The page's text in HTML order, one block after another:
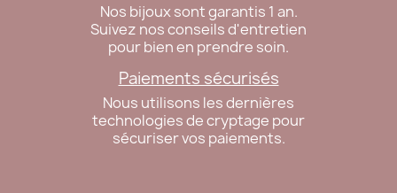
Nos bijoux sont garantis 1 an.
Suivez nos conseils d'entretien
pour bien en prendre soin.
Paiements sécurisés
Nous utilisons les dernières
technologies de cryptage pour
sécuriser vos paiements.